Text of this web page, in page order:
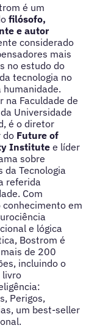
é um
filósofo,
e autor
considerado
mais
no estudo do
tecnologia no
humanidade.
na Faculdade de
Universidade
é o diretor
do Future of
Institutee líder
sobre
da Tecnologia
referida
Com
conhecimento em
e lógica
Bostrom é
de 200
incluindo o
livro
Perigos,
um best-seller